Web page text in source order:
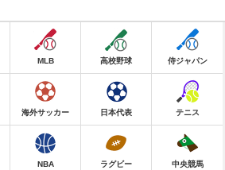
MLB 高校野球 侍ジャパン
海外サッカー 日本代表 テニス
NBA ラグビー 中央競馬